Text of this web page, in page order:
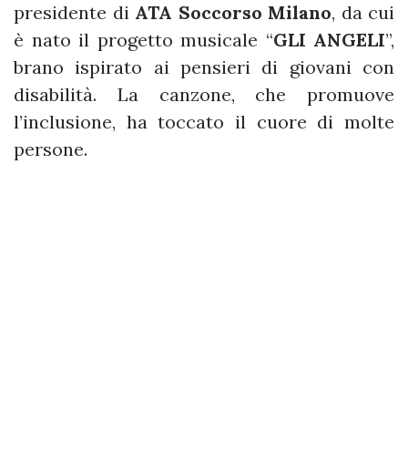
presidente di ATA Soccorso Milano, da cui
è nato il progetto musicale “GLI ANGELI”,
brano ispirato ai pensieri di giovani con
disabilità. La canzone, che promuove
l’inclusione, ha toccato il cuore di molte
persone.